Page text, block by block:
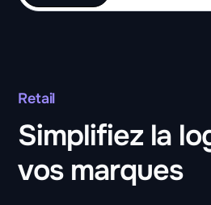
Retail
Simplifiez la
vos marques